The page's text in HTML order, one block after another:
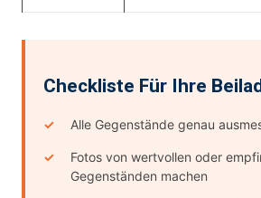
Checkliste Für Ihre
Alle Gegenstände genau
Fotos von wertvollen oder
Gegenständen machen